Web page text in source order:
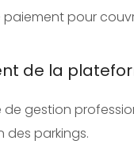
pour
de la
de gestion
des parkings.